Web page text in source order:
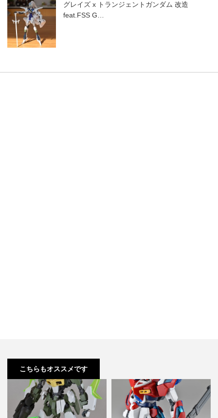
グレイズ x トランジェントガンダム 改造
feat.FSS G…
こちらもオススメです